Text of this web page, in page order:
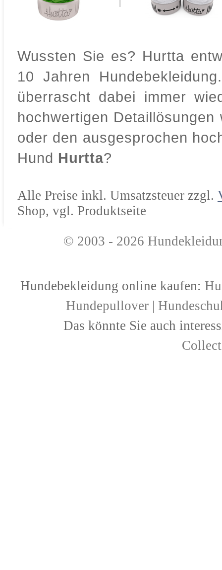
Wussten Sie es? Hurtta
10 Jahren
überrascht dabei immer
hochwertigen
oder den ausgesprochen
Hund Hurtta?
Alle Preise inkl. Umsatzsteuer zzgl.
Shop, vgl. Produktseite
© 2003 - 2026
Hundebekleidung online kaufen:
Hundepullover |
Das könnte Sie auch